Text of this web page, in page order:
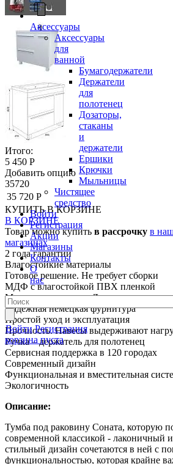
Аксессуары
Аксессуары
для
ванной
Бумагодержатели
Держатели
для
полотенец
Дозаторы,
стаканы
и
держатели
Ершики
Крючки
Мыльницы
Чистящее
средство
Войти
Регистрация
Акции
Магазины
Контакты
О
нас
Войти Регистрация
корзина пуста
Итого:
5 450 Р
Добавить опцию
35720
35 720 Р
КУПИТЬ В КОРЗИНЕ
В КОРЗИНЕ
Товар можно купить в рассрочку в
магазинах
2 года гарантии
Влагостойкие материалы
Готовое решение. Не требует сборки
МДФ с влагостойкой ПВХ пленкой
Мягкое закрывание. Дверные петли с
Надежная немецкая фурнитура
Простой уход и эксплуатация
Прочность. Навесы выдерживают
Ручка – держатель для полотенец
Сервисная поддержка в 120 городах
Современный дизайн
Функциональная и вместительная
Экологичность
Описание:
Тумба под раковину Соната, которую
современной классикой - лаконичный
стильный дизайн сочетаются в ней с
функциональностью, которая крайне